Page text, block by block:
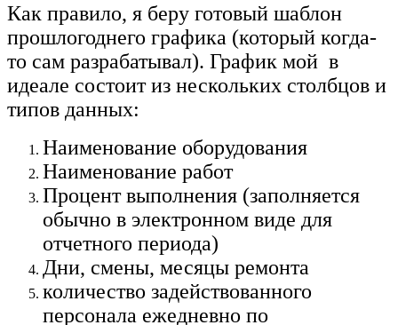
Как правило, я беру готовый шаблон
прошлогоднего графика (который когда-
то сам разрабатывал). График мой в
идеале состоит из нескольких столбцов и
типов данных:
Наименование оборудования
Наименование работ
Процент выполнения (заполняется
обычно в электронном виде для
отчетного периода)
Дни, смены, месяцы ремонта
количество задействованного
персонала ежедневно по